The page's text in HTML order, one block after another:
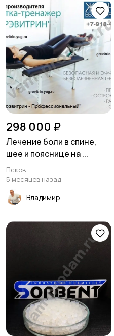
298 000 ₽
Лечение боли в спине,
шее и пояснице на ...
Псков
5 месяцев назад
Владимир